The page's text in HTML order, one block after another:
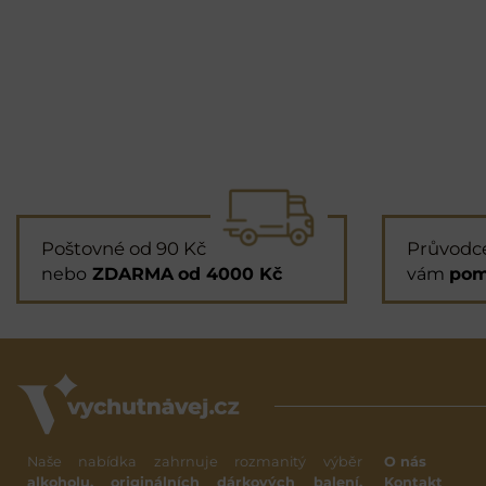
Poštovné od 90 Kč
nebo ZDARMA od 4000 Kč vám
Naše nabídka zahrnuje rozmanitý výběr
alkoholu, originálních dárkových balení,
O nás
Kontakt